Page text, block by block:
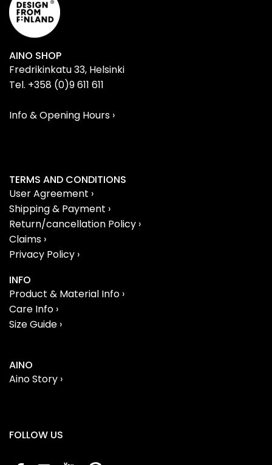
AINO SHOP
Fredrikinkatu 33, Helsinki
Tel. +358 (0)9 611 611
Info & Opening Hours ›
TERMS AND CONDITIONS
User Agreement ›
Shipping & Payment ›
Return/cancellation Policy ›
Claims ›
Privacy Policy ›
INFO
Product & Material Info ›
Care Info ›
Size Guide ›
AINO
Aino Story ›
FOLLOW US